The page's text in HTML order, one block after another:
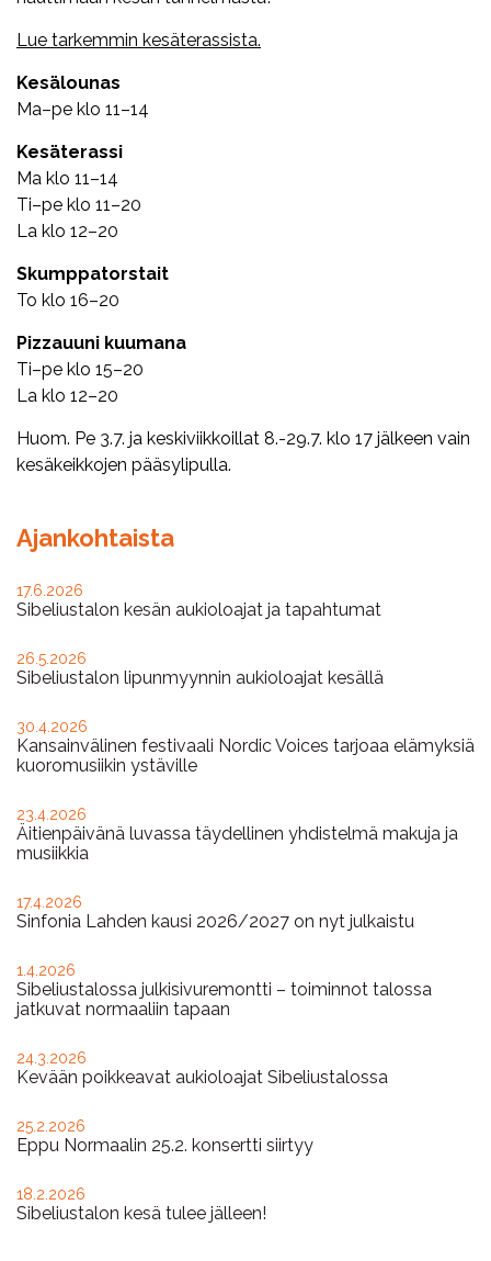
Lue tarkemmin kesäterassista.
Kesälounas
Ma–pe klo 11–14
Kesäterassi
Ma klo 11–14
Ti–pe klo 11–20
La klo 12–20
Skumppatorstait
To klo 16–20
Pizzauuni kuumana
Ti–pe klo 15–20
La klo 12–20
Huom. Pe 3.7. ja keskiviikkoillat 8.-29.7. klo 17 jälkeen vain
kesäkeikkojen pääsylipulla.
Ajankohtaista
17.6.2026
Sibeliustalon kesän aukioloajat ja tapahtumat
26.5.2026
Sibeliustalon lipunmyynnin aukioloajat kesällä
30.4.2026
Kansainvälinen festivaali Nordic Voices tarjoaa elämyksiä
kuoromusiikin ystäville
23.4.2026
Äitienpäivänä luvassa täydellinen yhdistelmä makuja ja
musiikkia
17.4.2026
Sinfonia Lahden kausi 2026/2027 on nyt julkaistu
1.4.2026
Sibeliustalossa julkisivuremontti – toiminnot talossa
jatkuvat normaaliin tapaan
24.3.2026
Kevään poikkeavat aukioloajat Sibeliustalossa
25.2.2026
Eppu Normaalin 25.2. konsertti siirtyy
18.2.2026
Sibeliustalon kesä tulee jälleen!